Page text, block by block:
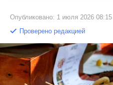
Опубликовано: 1 июля 2026 08:15
Проверено редакцией